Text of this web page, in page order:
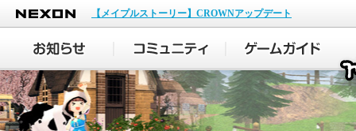
NEXON
【メイプルストーリー】CROWNアップデート